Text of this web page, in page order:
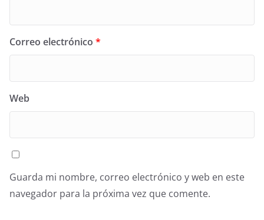
Correo electrónico *
Web
Guarda mi nombre, correo electrónico y web en este
navegador para la próxima vez que comente.